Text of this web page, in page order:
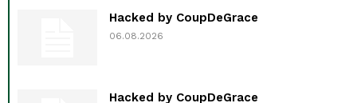
Hacked by CoupDeGrace
06.08.2026
Hacked by CoupDeGrace